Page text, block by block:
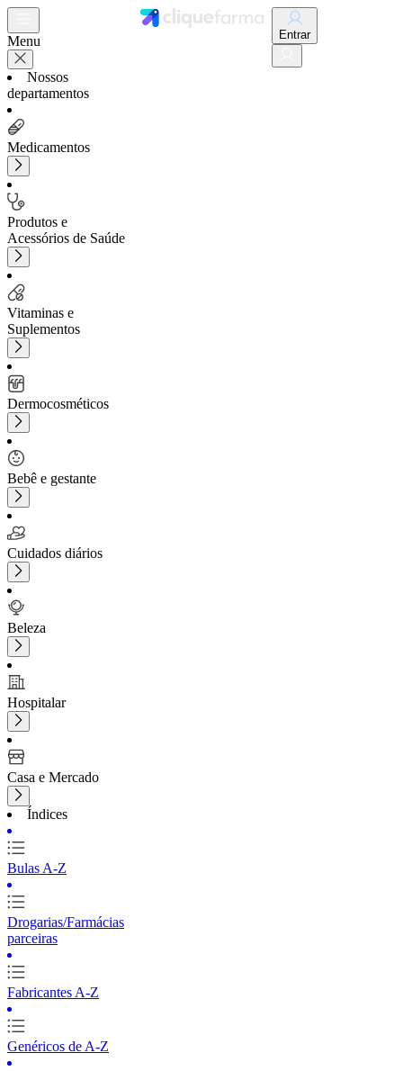
Menu
Nossos
departamentos
Medicamentos
Produtos e
Acessórios de Saúde
Vitaminas e
Suplementos
Dermocosméticos
Bebê e gestante
Cuidados diários
Beleza
Hospitalar
Casa e Mercado
Índices
Bulas A-Z
Drogarias/Farmácias
parceiras
Fabricantes A-Z
Genéricos de A-Z
Entrar